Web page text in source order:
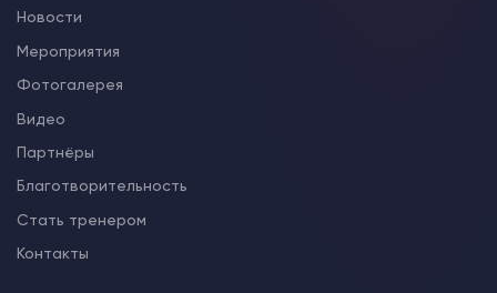
Новости
Мероприятия
Фотогалерея
Видео
Партнёры
Благотворительность
Стать тренером
Контакты